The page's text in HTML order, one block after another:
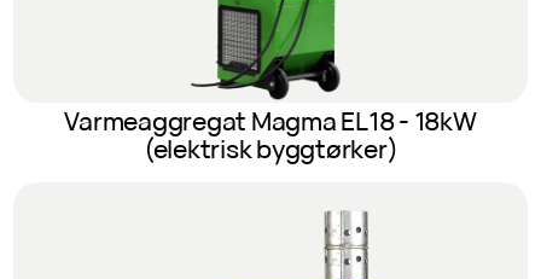
Varmeaggregat Magma EL18 - 18kW
(elektrisk byggtørker)